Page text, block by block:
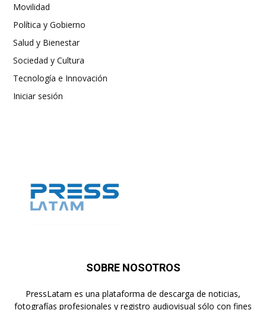
Movilidad
Política y Gobierno
Salud y Bienestar
Sociedad y Cultura
Tecnología e Innovación
Iniciar sesión
SOBRE NOSOTROS
PressLatam es una plataforma de descarga de noticias,
fotografías profesionales y registro audiovisual sólo con fines